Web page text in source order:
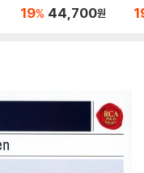
7번 - 카를로스 클라이
19% 44,700원